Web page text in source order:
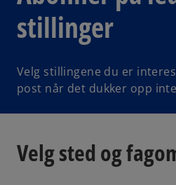
stillinger
Velg stillingene du er
post når det dukker opp
Velg sted og